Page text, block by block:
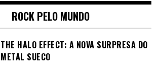
ROCK PELO MUNDO
THE HALO EFFECT: A NOVA SURPRESA DO
METAL SUECO